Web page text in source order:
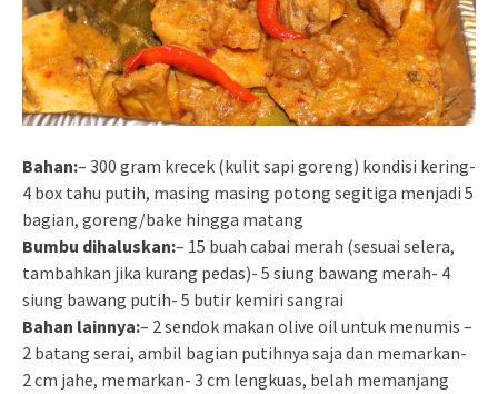
Bahan:– 300 gram krecek (kulit sapi goreng) kondisi kering-
4 box tahu putih, masing masing potong segitiga menjadi 5
bagian, goreng/bake hingga matang
Bumbu dihaluskan:– 15 buah cabai merah (sesuai selera,
tambahkan jika kurang pedas)- 5 siung bawang merah- 4
siung bawang putih- 5 butir kemiri sangrai
Bahan lainnya:– 2 sendok makan olive oil untuk menumis –
2 batang serai, ambil bagian putihnya saja dan memarkan-
2 cm jahe, memarkan- 3 cm lengkuas, belah memanjang